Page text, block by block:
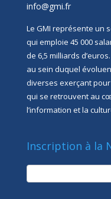
info@gmi.fr
Le GMI représente un
qui emploie 45 000
de 6,5 milliards
au sein duquel
diverses exerçant
qui se retrouvent au
l’information et la
Inscription à la
newsletter